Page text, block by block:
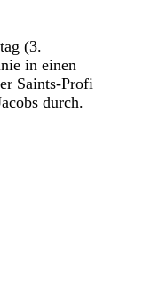
(3.
in einen
Saints-Profi
durch.